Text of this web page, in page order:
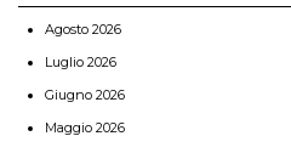
Agosto 2026
Luglio 2026
Giugno 2026
Maggio 2026